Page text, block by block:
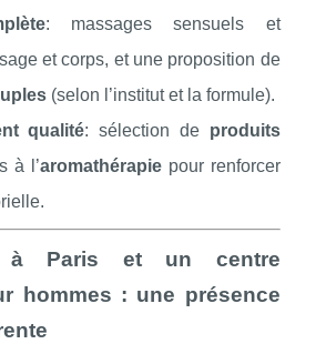
: massages sensuels et
et corps, et une proposition de
(selon l’institut et la formule).
qualité: sélection de produits
à l’aromathérapiepour renforcer
à Paris et un centre
hommes : une présence